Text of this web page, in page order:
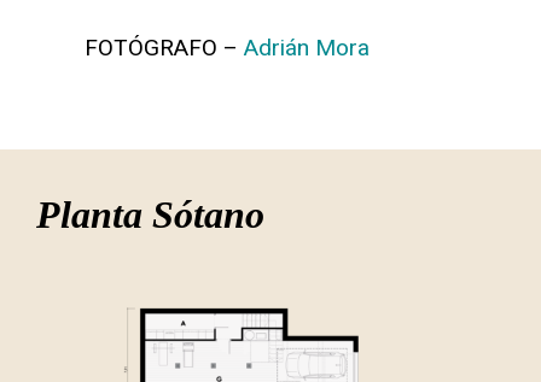
FOTÓGRAFO – Adrián Mora
Planta Sótano